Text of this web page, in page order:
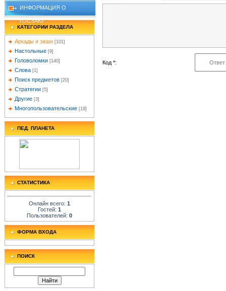
ИНФОРМАЦИЯ О
ГОСЗАКУ...
КАТЕГОРИИ РАЗДЕЛА
Аркады и экшн [101]
Настольные [9]
Головоломки [140]
Слова [1]
Поиск предметов [20]
Стратегии [5]
Другие [3]
Многопользовательские [19]
ПЕД. ПЛАНЕТА
СТАТИСТИКА
Онлайн всего: 1
Гостей: 1
Пользователей: 0
ФОРМА ВХОДА
ПОИСК
Код *: